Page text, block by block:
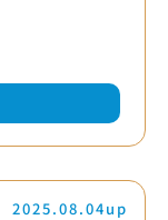
2025.08.04up